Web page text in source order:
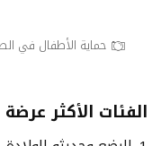
حماية الأطفال في
الفئات الأكثر